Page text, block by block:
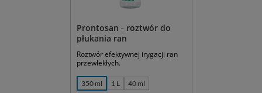
Prontosan - roztwór do
płukania ran
Roztwór efektywnej irygacji ran
przewlekłych.
350 ml 1 L 40 ml